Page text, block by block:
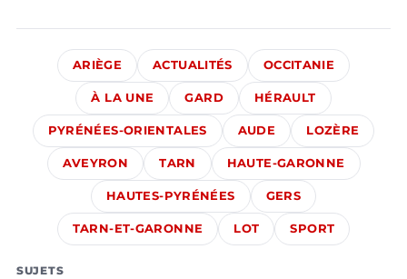
ARIÈGE ACTUALITÉS OCCITANIE
À LA UNE GARD HÉRAULT
PYRÉNÉES-ORIENTALES AUDE LOZÈRE
AVEYRON TARN HAUTE-GARONNE
HAUTES-PYRÉNÉES GERS
TARN-ET-GARONNE LOT SPORT
SUJETS